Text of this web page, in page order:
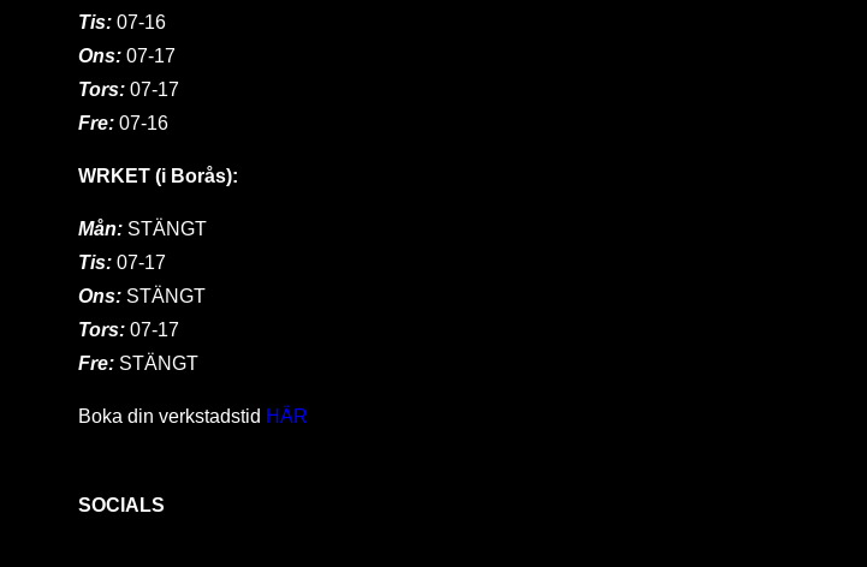
Tis: 07-16
Ons:07-17
Tors: 07-17
Fre: 07-16
WRKET (i Borås):
Mån: STÄNGT
Tis: 07-17
Ons:STÄNGT
Tors: 07-17
Fre: STÄNGT
Boka din verkstadstid HÄR
SOCIALS